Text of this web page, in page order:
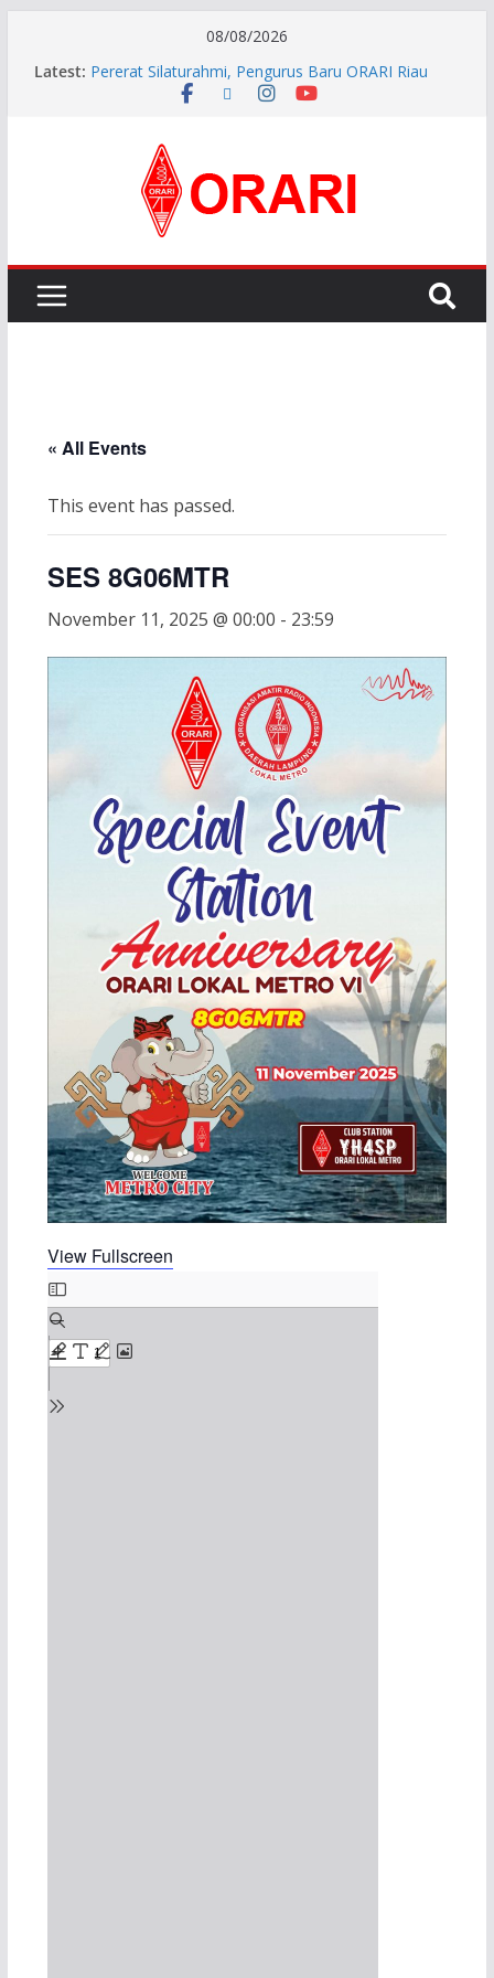
08/08/2026
Latest: Pererat Silaturahmi, Pengurus Baru ORARI Riau
Audiensi dan Siap Bersinergi dengan Diskominfotik
Preparatory Group for WRC-27 )
Aftiyedi Dalimunthe (YC5NNF) Resmi Pimpin ORARI
Lokal Bengkalis 2026–2029, Dikukuhkan Langsung
Ketua Orari Daerah Riau
Riau Beserta Jajaran Hadiri Muslok III Bengkalis
« All Events
This event has passed.
SES 8G06MTR
November 11, 2025 @ 00:00 - 23:59
View Fullscreen